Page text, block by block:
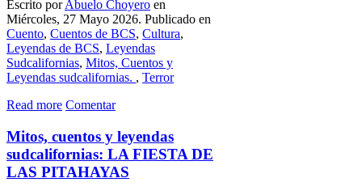
Escrito porAbuelo Choyero en
Miércoles, 27 Mayo 2026. Publicado en
Cuento, Cuentos de BCS, Cultura,
Leyendas de BCS, Leyendas
Sudcalifornias, Mitos, Cuentos y
Leyendas sudcalifornias. , Terror
Read more Comentar
Mitos, cuentos y leyendas
sudcalifornias: LA FIESTA DE
LAS PITAHAYAS